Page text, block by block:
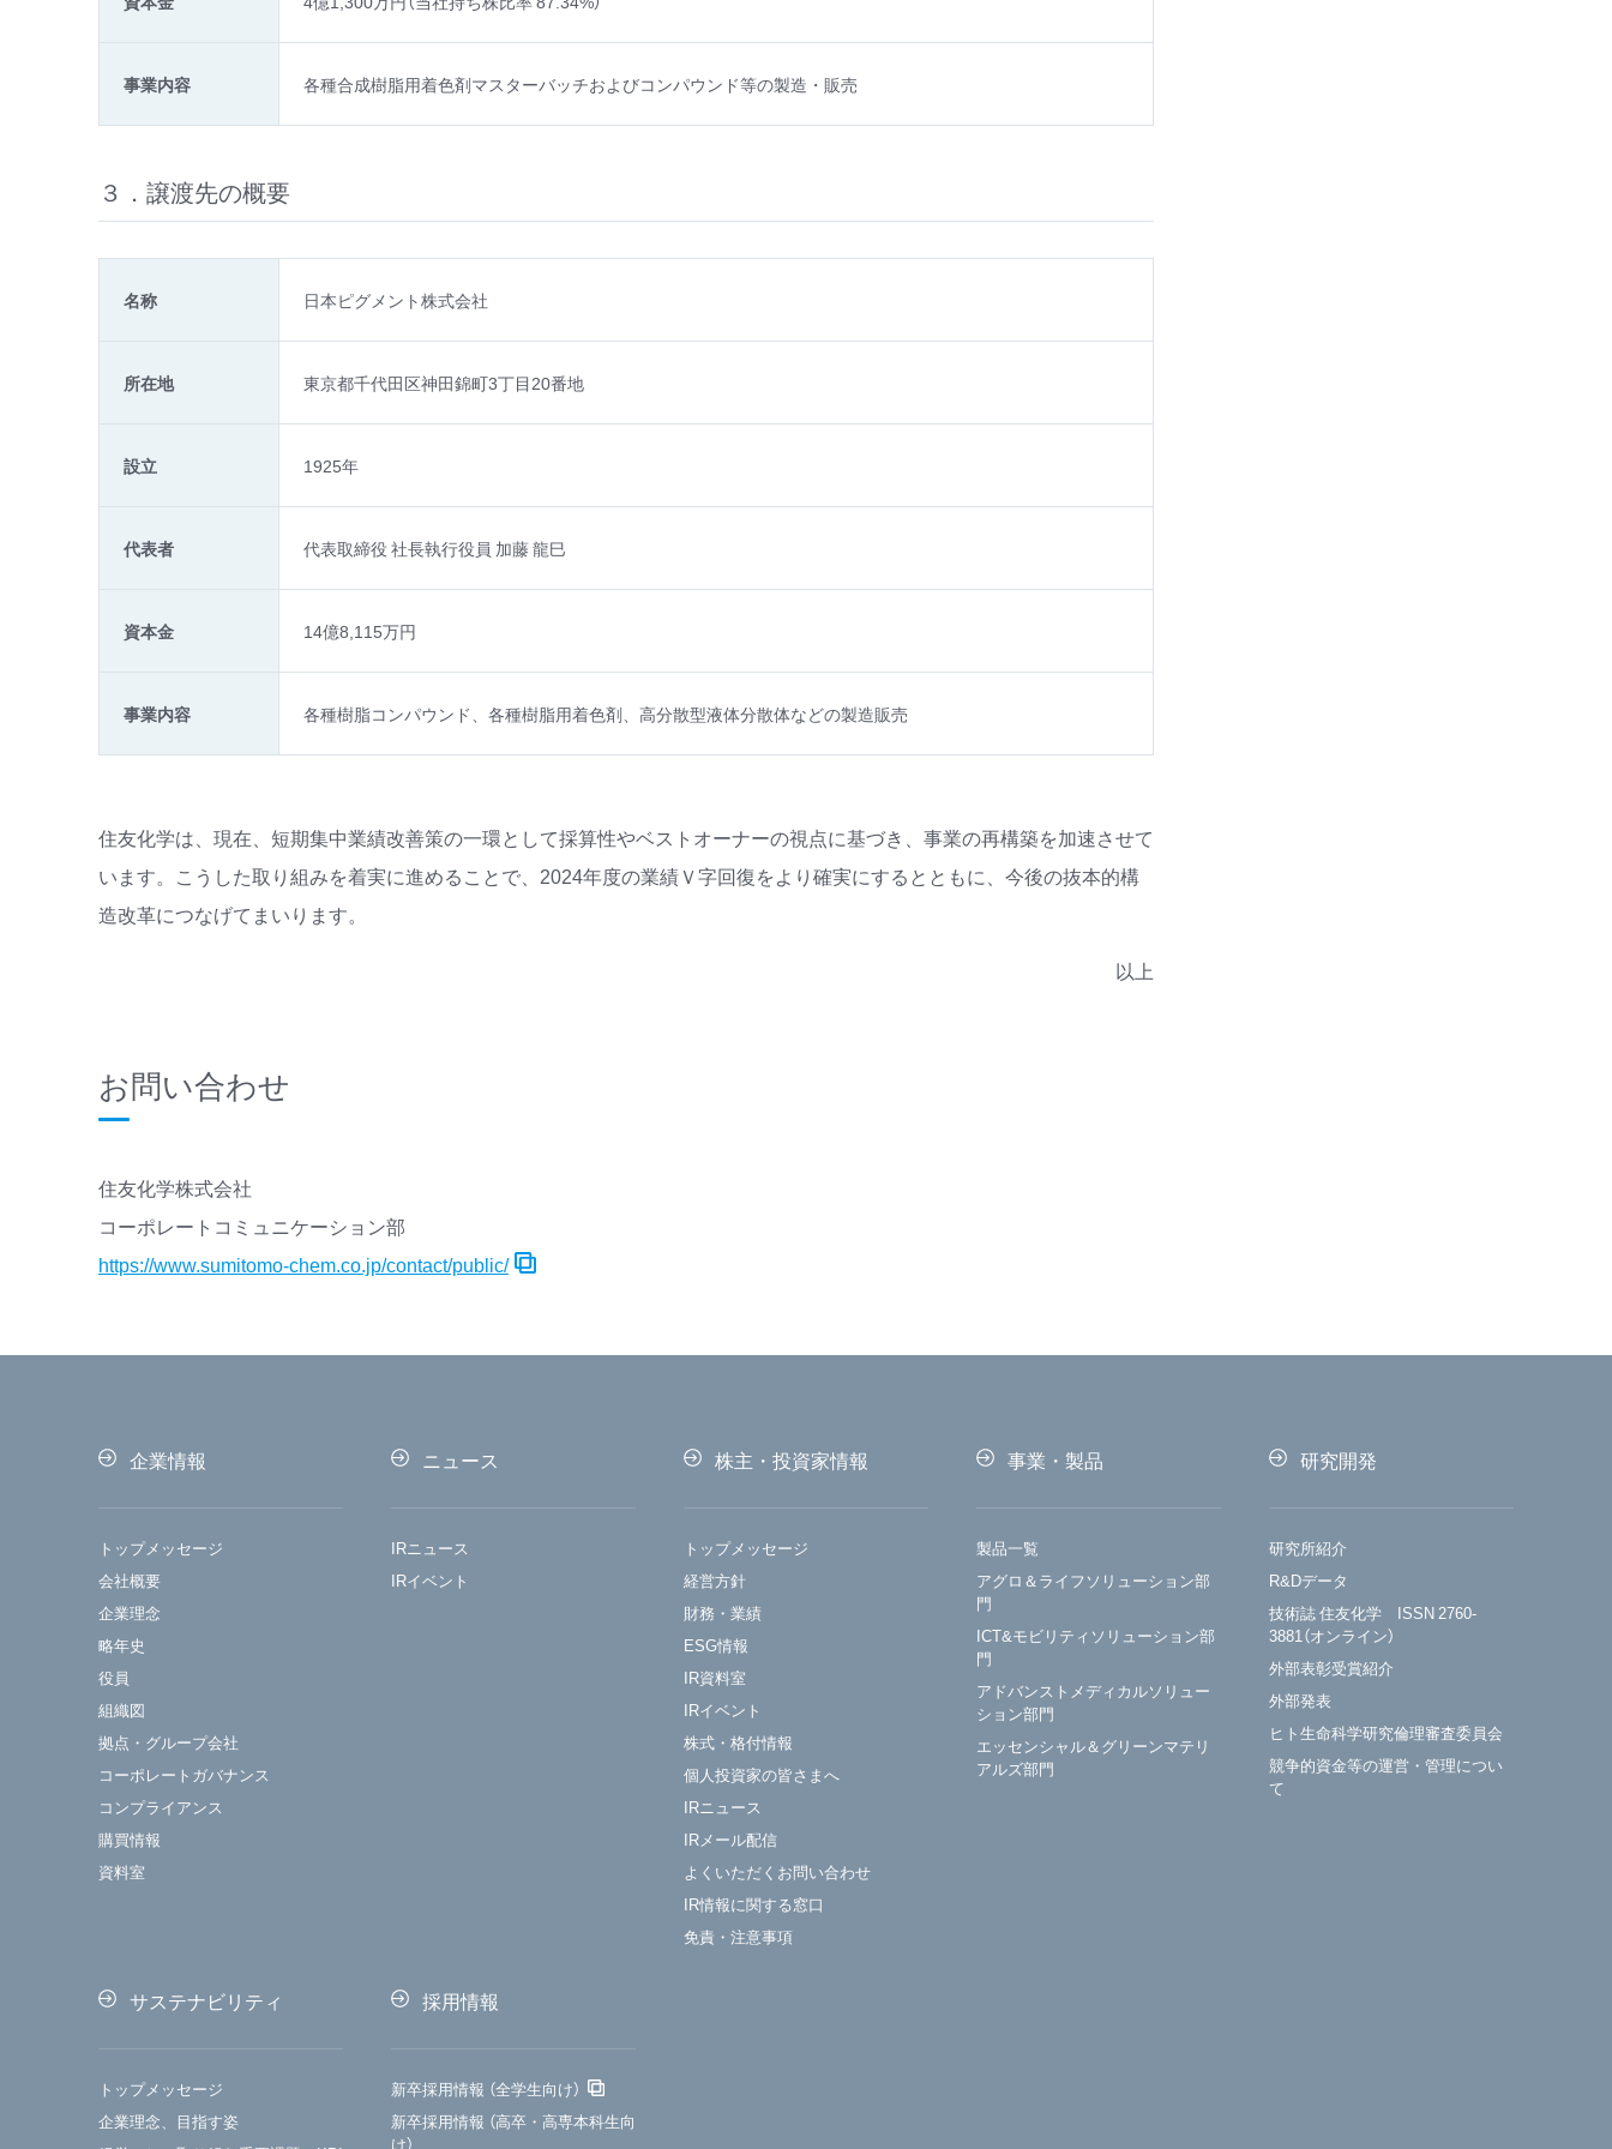
事業内容 各種合成樹脂用着色剤マスターバッチおよびコンパウンド等の製造・販売
３．譲渡先の概要
名称 日本ピグメント株式会社
所在地 東京都千代田区神田錦町3丁目20番地
設立 1925年
代表者 代表取締役 社長執行役員 加藤 龍巳
資本金 14億8,115万円
事業内容 各種樹脂コンパウンド、各種樹脂用着色剤、高分散型液体分散体などの製造販売
住友化学は、現在、短期集中業績改善策の一環として採算性やベストオーナーの視点に基づき、事業の再構築を加速させて
います。こうした取り組みを着実に進めることで、2024年度の業績Ｖ字回復をより確実にするとともに、今後の抜本的構
造改革につなげてまいります。
以上
お問い合わせ
住友化学株式会社
コーポレートコミュニケーション部
https://www.sumitomo-chem.co.jp/contact/public/
企業情報
トップメッセージ
会社概要
企業理念
略年史
役員
組織図
拠点・グループ会社
コーポレートガバナンス
コンプライアンス
購買情報
資料室
ニュース
IRニュース
IRイベント
株主・投資家情報
トップメッセージ
経営方針
財務・業績
ESG情報
IR資料室
IRイベント
株式・格付情報
個人投資家の皆さまへ
IRニュース
IRメール配信
よくいただくお問い合わせ
IR情報に関する窓口
免責・注意事項
事業・製品
製品一覧
アグロ＆ライフソリューション部
門
ICT&モビリティソリューション部
門
アドバンストメディカルソリュー
ション部門
エッセンシャル＆グリーンマテリ
アルズ部門
研究開発
研究所紹介
R&Dデータ
技術誌 住友化学 ISSN 2760-
3881（オンライン）
外部表彰受賞紹介
外部発表
ヒト生命科学研究倫理審査委員会
競争的資金等の運営・管理につい
て
サステナビリティ
トップメッセージ
企業理念、目指す姿
採用情報
新卒採用情報 （全学生向け）
新卒採用情報 （高卒・高専本科生向
け）